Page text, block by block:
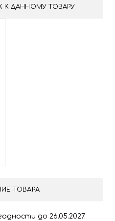
К ДАННОМУ ТОВАРУ
ТОВАРА
до 26.05.2027.